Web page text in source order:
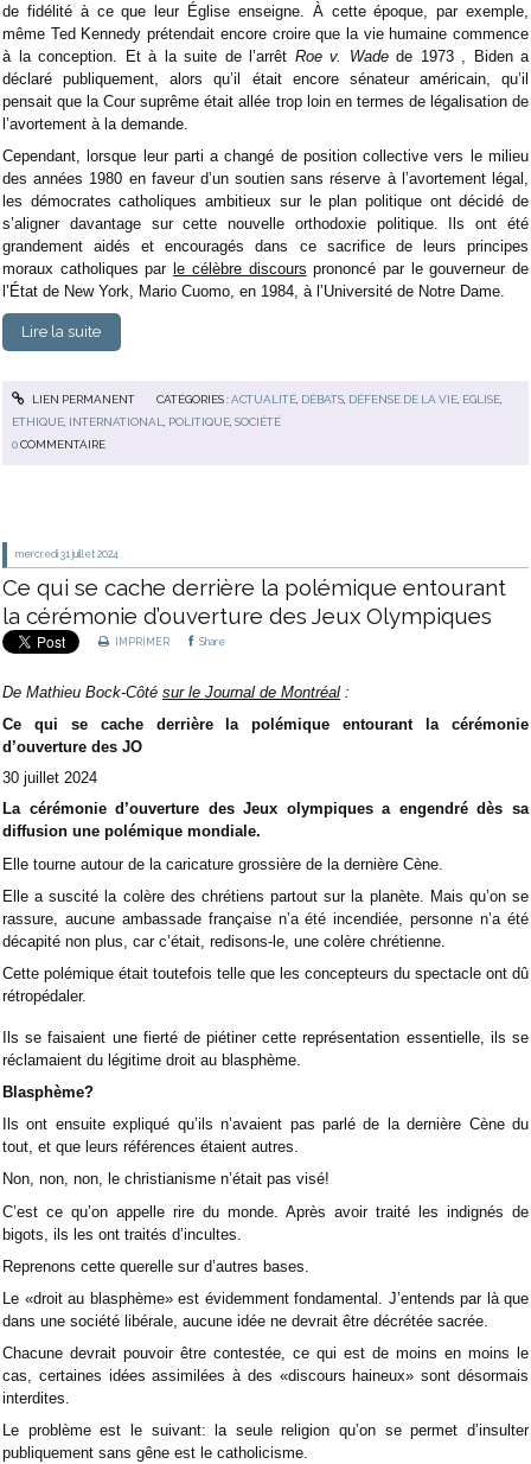
de fidélité à ce que leur Église enseigne. À cette époque, par exemple,
même Ted Kennedy prétendait encore croire que la vie humaine commence
à la conception. Et à la suite de l’arrêt Roe v. Wadede 1973 , Biden a
déclaré publiquement, alors qu’il était encore sénateur américain, qu’il
pensait que la Cour suprême était allée trop loin en termes de légalisation de
l’avortement à la demande.
Cependant, lorsque leur parti a changé de position collective vers le milieu
des années 1980 en faveur d’un soutien sans réserve à l’avortement légal,
les démocrates catholiques ambitieux sur le plan politique ont décidé de
s’aligner davantage sur cette nouvelle orthodoxie politique. Ils ont été
grandement aidés et encouragés dans ce sacrifice de leurs principes
moraux catholiques par le célèbre discours prononcé par le gouverneur de
l’État de New York, Mario Cuomo, en 1984, à l’Université de Notre Dame.
Lire la suite
LIEN PERMANENT CATÉGORIES :ACTUALITÉ, DÉBATS, DÉFENSE DE LA VIE, EGLISE,
ETHIQUE INTERNATIONAL POLITIQUE ,SOCIÉTÉ
0COMMENTAIRE
mercredi 31 juillet 2024
Ce qui se cache derrière la polémique entourant
la cérémonie d’ouverture des Jeux Olympiques
IMPRIMER Share
De Mathieu Bock-Côté sur le Journal de Montréal :
Ce qui se cache derrière la polémique entourant la cérémonie
d’ouverture des JO
30 juillet 2024
La cérémonie d’ouverture des Jeux olympiques a engendré dès sa
diffusion une polémique mondiale.
Elle tourne autour de la caricature grossière de la dernière Cène.
Elle a suscité la colère des chrétiens partout sur la planète. Mais qu’on se
rassure, aucune ambassade française n’a été incendiée, personne n’a été
décapité non plus, car c’était, redisons-le, une colère chrétienne.
Cette polémique était toutefois telle que les concepteurs du spectacle ont dû
rétropédaler.
Ils se faisaient une fierté de piétiner cette représentation essentielle, ils se
réclamaient du légitime droit au blasphème.
Blasphème?
Ils ont ensuite expliqué qu’ils n’avaient pas parlé de la dernière Cène du
tout, et que leurs références étaient autres.
Non, non, non, le christianisme n’était pas visé!
C’est ce qu’on appelle rire du monde. Après avoir traité les indignés de
bigots, ils les ont traités d’incultes.
Reprenons cette querelle sur d’autres bases.
Le «droit au blasphème» est évidemment fondamental. J’entends par là que
dans une société libérale, aucune idée ne devrait être décrétée sacrée.
Chacune devrait pouvoir être contestée, ce qui est de moins en moins le
cas, certaines idées assimilées à des «discours haineux» sont désormais
interdites.
Le problème est le suivant: la seule religion qu’on se permet d’insulter
publiquement sans gêne est le catholicisme.